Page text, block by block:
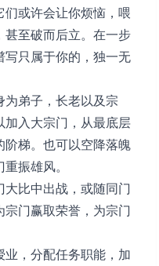
或许会让你烦恼，喂
至破而后立。在一步
写只属于你的，独一无
弟子，长老以及宗
加入大宗门，从最底层
阶梯。也可以空降落魄
振雄风。
比中出战，或随同门
门赢取荣誉，为宗门
，分配任务职能，加